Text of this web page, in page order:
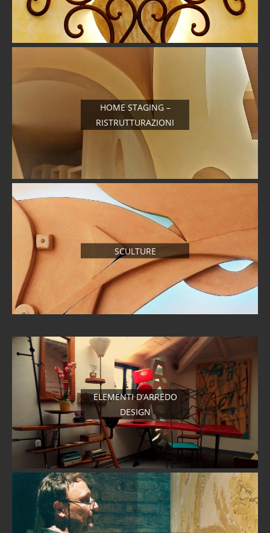
HOME STAGING –
RISTRUTTURAZIONI
SCULTURE
ELEMENTI D’ARREDO
DESIGN